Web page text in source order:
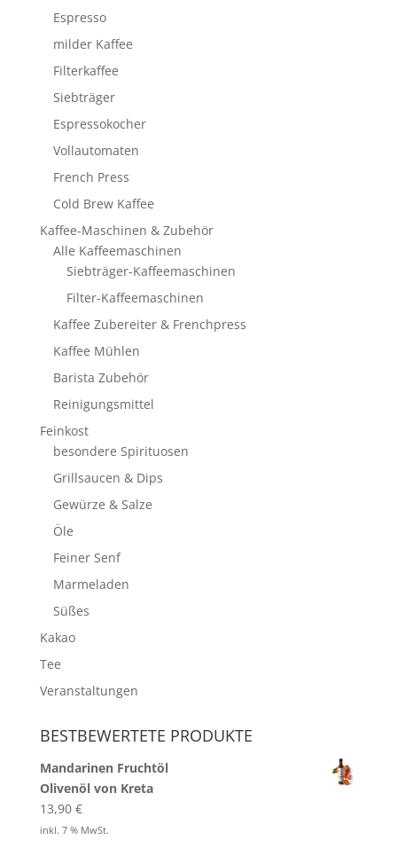
Espresso
milder Kaffee
Filterkaffee
Siebträger
Espressokocher
Vollautomaten
French Press
Cold Brew Kaffee
Kaffee-Maschinen & Zubehör
Alle Kaffeemaschinen
Siebträger-Kaffeemaschinen
Filter-Kaffeemaschinen
Kaffee Zubereiter & Frenchpress
Kaffee Mühlen
Barista Zubehör
Reinigungsmittel
Feinkost
besondere Spirituosen
Grillsaucen & Dips
Gewürze & Salze
Öle
Feiner Senf
Marmeladen
Süßes
Kakao
Tee
Veranstaltungen
BESTBEWERTETE PRODUKTE
Mandarinen Fruchtöl
Olivenöl von Kreta
13,90 €
inkl. 7 % MwSt.